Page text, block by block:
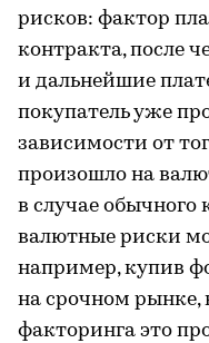
рисков: фактор
контракта, после
и дальнейшие
покупатель уже
зависимости от
произошло на
в случае обычного
валютные риски
например, купив
на срочном рынке,
факторинга это